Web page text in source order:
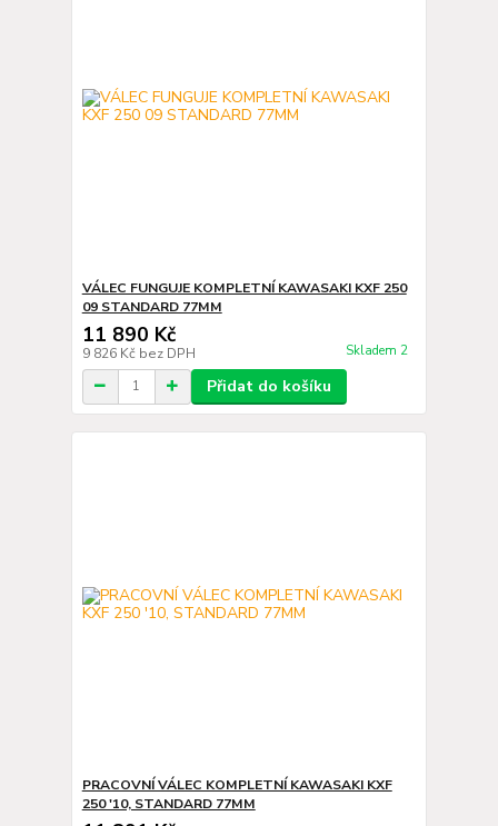
VÁLEC FUNGUJE KOMPLETNÍ KAWASAKI KXF 250
09 STANDARD 77MM
11 890 Kč
9 826 Kč bez DPH Skladem 2
Přidat do košíku
PRACOVNÍ VÁLEC KOMPLETNÍ KAWASAKI KXF
250 '10, STANDARD 77MM